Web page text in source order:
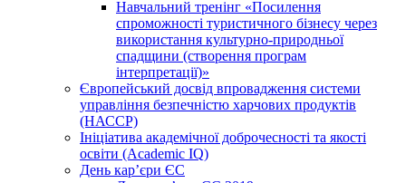
Навчальний тренінг «Посилення
спроможності туристичного бізнесу через
використання культурно-природньої
спадщини (створення програм
інтерпретації)»
Європейський досвід впровадження системи
управління безпечністю харчових продуктів
(НАССР)
Ініціатива академічної доброчесності та якості
освіти (Academic IQ)
День кар’єри ЄС